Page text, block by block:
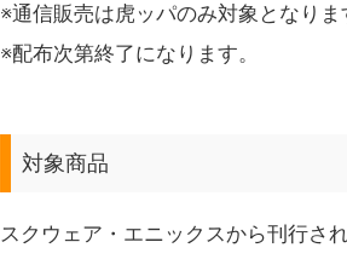
※通信販売は虎ッパのみ対象となりま
※配布次第終了になります。
対象商品
スクウェア・エニックスから刊行さ